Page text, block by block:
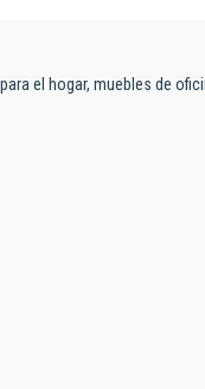
el hogar, muebles de